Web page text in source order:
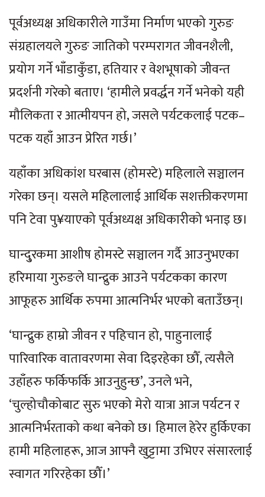
पूर्वअध्यक्ष अधिकारीले गाउँमा निर्माण भएको गुरुङ
संग्रहालयले गुरुङ जातिको परम्परागत जीवनशैली,
प्रयोग गर्ने भाँडाकुँडा, हतियार र वेशभूषाको जीवन्त
प्रदर्शनी गरेको बताए। ‘हामीले प्रवर्द्धन गर्ने भनेको यही
मौलिकता र आत्मीयपन हो, जसले पर्यटकलाई पटक–
पटक यहाँ आउन प्रेरित गर्छ।’
यहाँका अधिकांश घरबास (होमस्टे) महिलाले सञ्चालन
गरेका छन्। यसले महिलालाई आर्थिक सशक्तीकरणमा
पनि टेवा पु¥याएको पूर्वअध्यक्ष अधिकारीको भनाइ छ।
घान्दु्रकमा आशीष होमस्टे सञ्चालन गर्दै आउनुभएका
हरिमाया गुरुङले घान्द्रुक आउने पर्यटकका कारण
आफूहरु आर्थिक रुपमा आत्मनिर्भर भएको बताउँछन‍्।
‘घान्द्रुक हाम्रो जीवन र पहिचान हो, पाहुनालाई
पारिवारिक वातावरणमा सेवा दिइरहेका छौँ, त्यसैले
उहाँहरु फर्किफर्कि आउनुहुन्छ’, उनले भने,
‘चुल्होचौकोबाट सुरु भएको मेरो यात्रा आज पर्यटन र
आत्मनिर्भरताको कथा बनेको छ। हिमाल हेरेर हुर्किएका
हामी महिलाहरू, आज आफ्नै खुट्टामा उभिएर संसारलाई
स्वागत गरिरहेका छौँ।’